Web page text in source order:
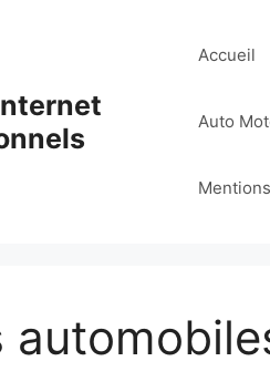
Accueil
Auto